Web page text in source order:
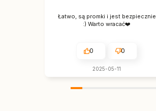
Łatwo, są promki i jest bezpiecznie
:) Warto wracać❤️
0 0
2025-05-11